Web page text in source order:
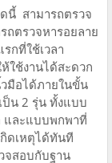
ดนี้ สามารถตรวจ
ตรวจหารอยลาย
กที่ใช้เวลา
ช้งานได้สะดวก
มือได้ภายในขั้น
น 2 รุ่น ทั้งแบบ
และแบบพกพาที่
ดเหตุได้ทันที
จสอบกับฐาน